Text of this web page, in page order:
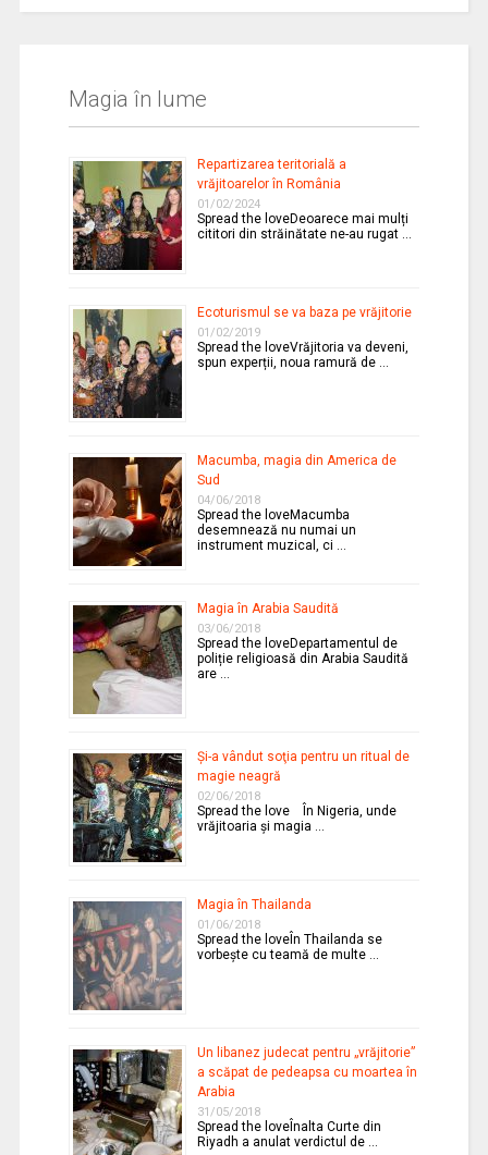
Magia în lume
Repartizarea teritorială a
vrăjitoarelor în România
01/02/2024
Spread the loveDeoarece mai mulți
cititori din străinătate ne-au rugat …
Ecoturismul se va baza pe vrăjitorie
01/02/2019
Spread the loveVrăjitoria va deveni,
spun experții, noua ramură de …
Macumba, magia din America de
Sud
04/06/2018
Spread the loveMacumba
desemnează nu numai un
instrument muzical, ci …
Magia în Arabia Saudită
03/06/2018
Spread the loveDepartamentul de
poliție religioasă din Arabia Saudită
are …
Şi-a vândut soţia pentru un ritual de
magie neagră
02/06/2018
Spread the love În Nigeria, unde
vrăjitoaria şi magia …
Magia în Thailanda
01/06/2018
Spread the loveÎn Thailanda se
vorbeşte cu teamă de multe …
Un libanez judecat pentru „vrăjitorie”
a scăpat de pedeapsa cu moartea în
Arabia
31/05/2018
Spread the loveÎnalta Curte din
Riyadh a anulat verdictul de …